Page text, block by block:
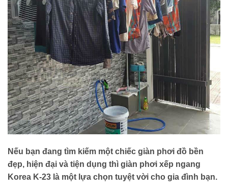
Nếu bạn đang tìm kiếm một chiếc giàn phơi đồ bền
đẹp, hiện đại và tiện dụng thì giàn phơi xếp ngang
Korea K-23 là một lựa chọn tuyệt vời cho gia đình bạn.